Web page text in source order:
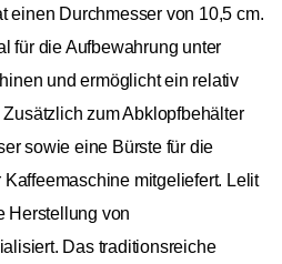
einen Durchmesser von 10,5 cm.
für die Aufbewahrung unter
und ermöglicht ein relativ
zum Abklopfbehälter
sowie eine Bürste für die
mitgeliefert. Lelit
Herstellung von
Das traditionsreiche